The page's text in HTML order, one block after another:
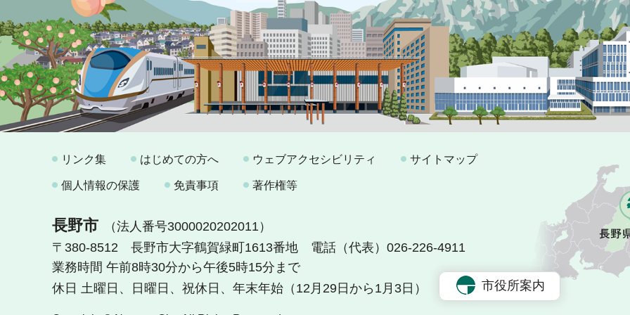
リンク集 はじめての方へ ウェブアクセシビリティ サイトマップ
個人情報の保護 免責事項 著作権等
長野市
（法人番号3000020202011）
〒380-8512 長野市大字鶴賀緑町1613番地
電話（代表）026-226-4911
業務時間 午前8時30分から午後5時15分まで
休日 土曜日、日曜日、祝休日、年末年始（12月29日から1月3日）
市役所案内